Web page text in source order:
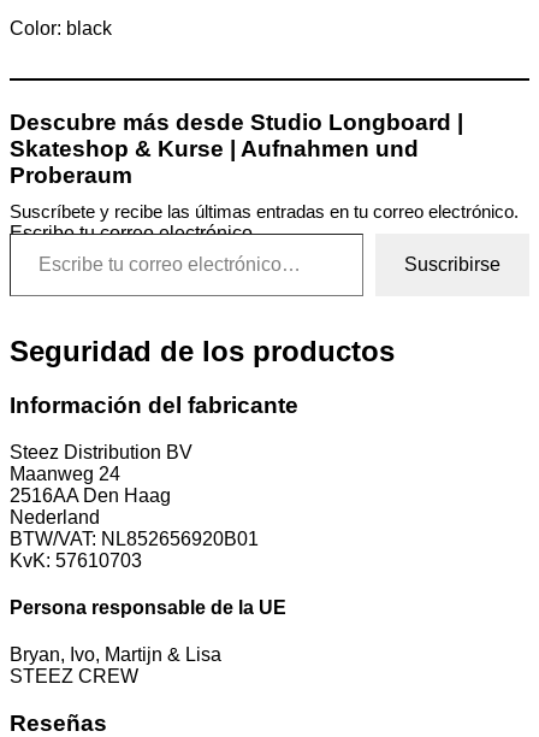
Color: black
Descubre más desde Studio Longboard |
Skateshop & Kurse | Aufnahmen und
Proberaum
Suscríbete y recibe las últimas entradas en tu correo electrónico.
Escribe tu correo electrónico…
Suscribirse
Seguridad de los productos
Información del fabricante
Steez Distribution BV
Maanweg 24
2516AA Den Haag
Nederland
BTW/VAT: NL852656920B01
KvK: 57610703
Persona responsable de la UE
Bryan, Ivo, Martijn & Lisa
STEEZ CREW
Reseñas